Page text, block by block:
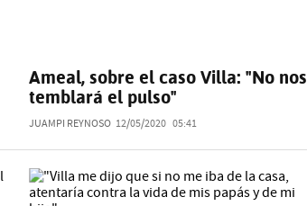
Ameal, sobre el caso Villa: "No nos
temblará el pulso"
JUAMPI REYNOSO 12/05/2020 05:41